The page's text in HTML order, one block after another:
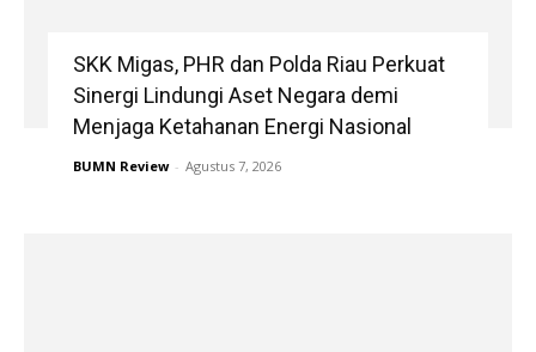
SKK Migas, PHR dan Polda Riau Perkuat
Sinergi Lindungi Aset Negara demi
Menjaga Ketahanan Energi Nasional
BUMN Review - Agustus 7, 2026